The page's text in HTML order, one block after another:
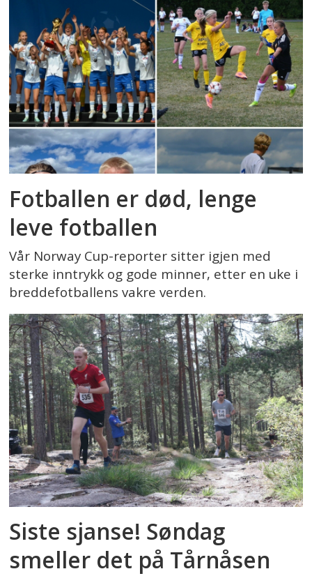
Fotballen er død, lenge
leve fotballen
Vår Norway Cup-reporter sitter igjen med
sterke inntrykk og gode minner, etter en uke i
breddefotballens vakre verden.
Siste sjanse! Søndag
smeller det på Tårnåsen